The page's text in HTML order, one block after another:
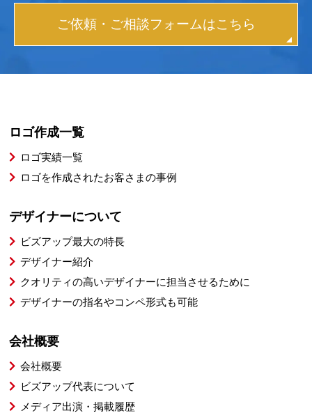
ご依頼・ご相談フォームはこちら
ロゴ作成一覧
ロゴ実績一覧
ロゴを作成されたお客さまの事例
デザイナーについて
ビズアップ最大の特長
デザイナー紹介
クオリティの高いデザイナーに担当させるために
デザイナーの指名やコンペ形式も可能
会社概要
会社概要
ビズアップ代表について
メディア出演・掲載履歴